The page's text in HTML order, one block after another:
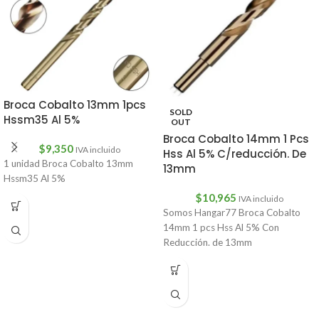
Broca Cobalto 13mm 1pcs
Hssm35 Al 5%
$9,350 IVA incluido
1 unidad Broca Cobalto 13mm
Hssm35 Al 5%
SOLD
OUT
Broca Cobalto 14mm 1 Pcs
Hss Al 5% C/reducción. De
13mm
$10,965 IVA incluido
Somos Hangar77 Broca Cobalto
14mm 1 pcs Hss Al 5% Con
Reducción. de 13mm